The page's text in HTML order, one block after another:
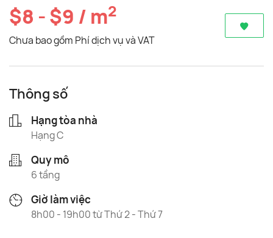
$8 - $9 / m2
Chưa bao gồm Phí dịch vụ và VAT
Thông số
Hạng tòa nhà
Hạng C
Quy mô
6 tầng
Giờ làm việc
8h00 - 19h00 từ Thứ 2 - Thứ 7